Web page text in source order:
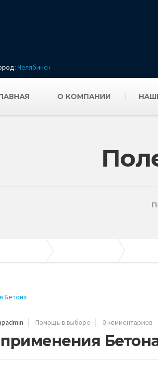
Челябинск
О КОМПАНИИ
Помощь в выборе 0 комментариев